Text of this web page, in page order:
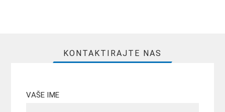
KONTAKTIRAJTE NAS
VAŠE IME